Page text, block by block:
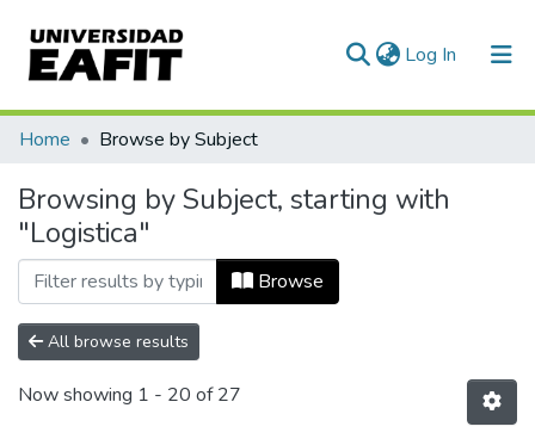
Log In (current)
Communities & Collections
All of DSpace
Home Browse by Subject
Browsing by Subject, starting with
"Logistica"
Browse
All browse results
Now showing 1 - 20 of 27